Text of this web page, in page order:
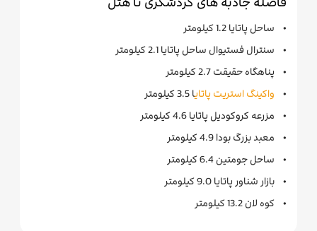
• ساحل پاتایا 1.2 کیلومتر
• سنترال فستیوال ساحل پاتایا 2.1 کیلومتر
• پناهگاه حقیقت 2.7 کیلومتر
• واکینگ استریت پاتایا 3.5 کیلومتر
• مزرعه کروکودیل پاتایا 4.6 کیلومتر
• معبد بزرگ بودا 4.9 کیلومتر
• ساحل جومتین 6.4 کیلومتر
• بازار شناور پاتایا 9.0 کیلومتر
• کوه لان 13.2 کیلومتر